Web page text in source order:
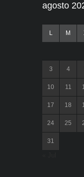
agosto
L M
3 4
10 11
17 18
24 25
31